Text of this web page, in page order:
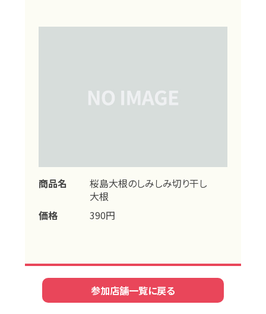
商品名
桜島大根のしみしみ切り干し
大根
価格
390円
参加店舗一覧に戻る